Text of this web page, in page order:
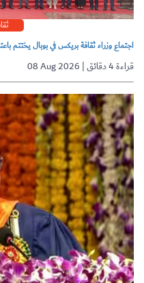
اجتماع وزراء ثقافة بريكس في بوبال يختتم
08 Aug 2026 | قراءة 4 دقائق